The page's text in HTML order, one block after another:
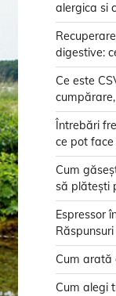
alergica si
digestive:
Ce este
Întrebări
ce pot face
Cum
să plătești
Espressor
Răspunsuri
Cum arată
Cum alegi